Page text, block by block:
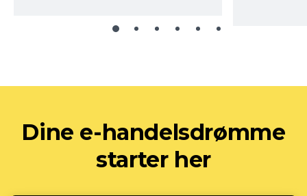
Dine e-handelsdrømme
starter her